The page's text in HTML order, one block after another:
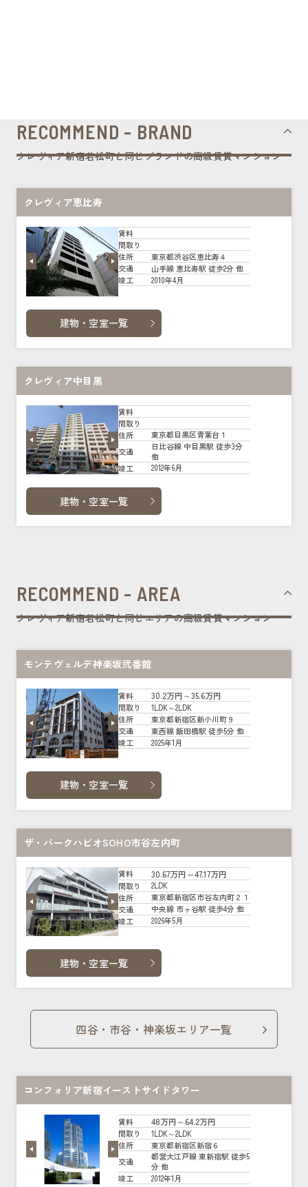
RECOMMEND - BRAND
クレヴィア新宿若松町と同じブランドの高級賃貸マンション
クレヴィア恵比寿
賃料
間取り
住所
東京都渋谷区恵比寿４
交通
山手線 恵比寿駅 徒歩2分 他
竣工
2010年4月
建物・空室一覧
クレヴィア中目黒
賃料
間取り
住所
東京都目黒区青葉台１
交通
日比谷線 中目黒駅 徒歩3分
他
竣工
2012年6月
建物・空室一覧
RECOMMEND - AREA
クレヴィア新宿若松町と同じエリアの高級賃貸マンション
モンテヴェルデ神楽坂弐番館
賃料 30.2万円～35.6万円
間取り
1LDK～2LDK
住所
東京都新宿区新小川町９
交通
東西線 飯田橋駅 徒歩5分 他
竣工
2025年1月
建物・空室一覧
ザ・パークハビオSOHO市谷左内町
賃料 30.67万円～47.17万円
間取り
2LDK
住所
東京都新宿区市谷左内町２１
交通
中央線 市ヶ谷駅 徒歩4分 他
竣工
2026年5月
建物・空室一覧
四谷・市谷・神楽坂エリア一覧
コンフォリア新宿イーストサイドタワー
賃料 48万円～64.2万円
間取り
1LDK～2LDK
住所
東京都新宿区新宿６
交通
都営大江戸線 東新宿駅 徒歩5
分 他
竣工
2012年1月